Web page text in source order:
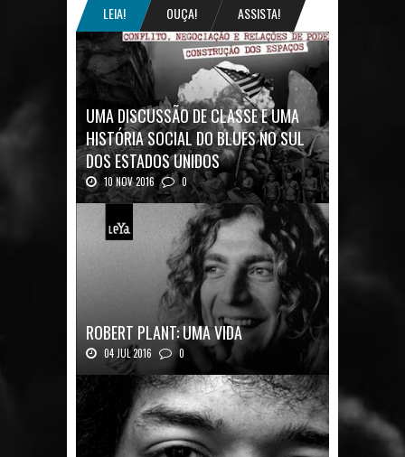
LEIA! OUÇA! ASSISTA!
UMA DISCUSSÃO DE CLASSE E UMA
HISTÓRIA SOCIAL DO BLUES NO SUL
DOS ESTADOS UNIDOS
10 NOV 2016 0
Mais uma ótima oportunidade de se
ROBERT PLANT: UMA VIDA
04 JUL 2016 0
Robert Plant, o vocalista do Led Zeppeli...